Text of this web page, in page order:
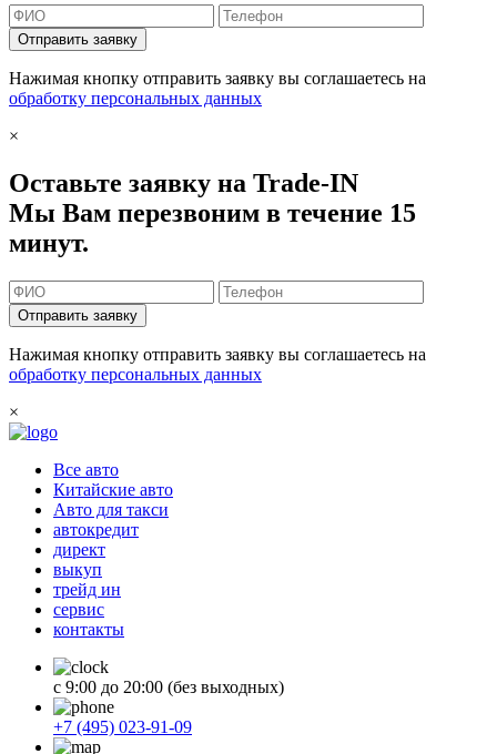
Отправить заявку
Нажимая кнопку отправить заявку вы соглашаетесь на
обработку персональных данных
×
Оставьте заявку на Trade-IN
Мы Вам перезвоним в течение 15
минут.
Отправить заявку
Нажимая кнопку отправить заявку вы соглашаетесь на
обработку персональных данных
×
Все авто
Китайские авто
Авто для такси
автокредит
директ
выкуп
трейд ин
сервис
контакты
с 9:00 до 20:00 (без выходных)
+7 (495) 023-91-09